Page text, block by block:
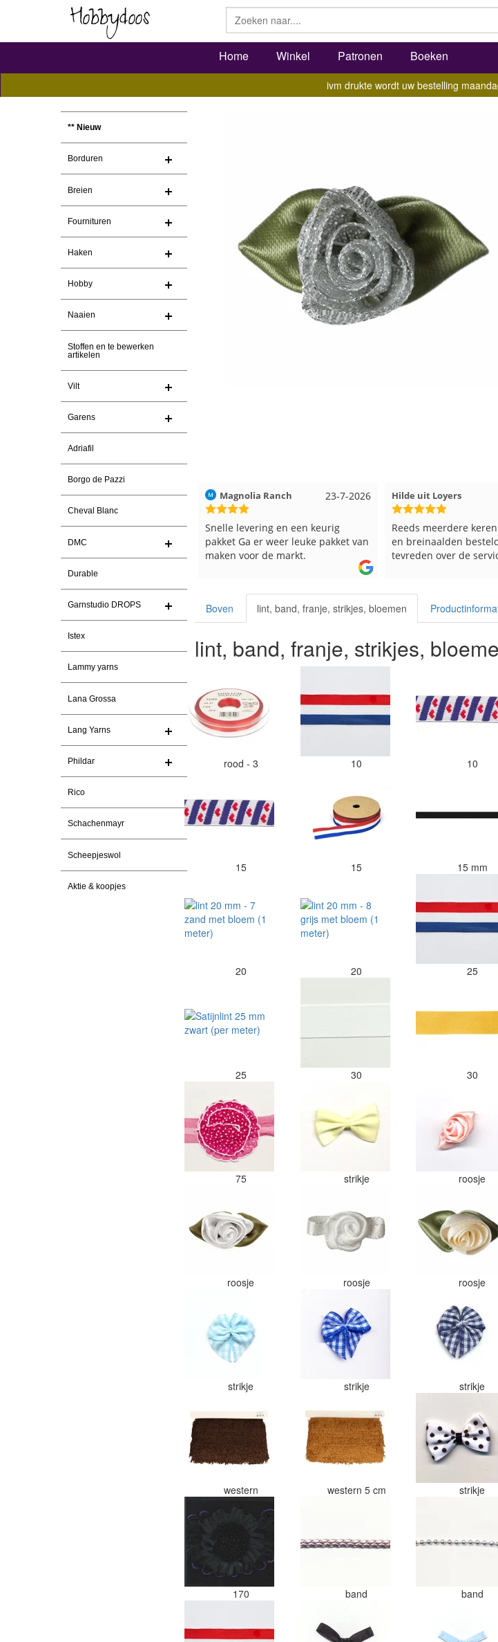
Home Winkel Patronen Boeken
ivm drukte wordt uw bestelling
** Nieuw
Borduren
Breien
Fournituren
Haken
Hobby
Naaien
Stoffen en te bewerken
artikelen
Vilt
Garens
Adriafil
Borgo de Pazzi
Cheval Blanc
DMC
Durable
Garnstudio DROPS
Istex
Lammy yarns
Lana Grossa
Lang Yarns
Phildar
Rico
Schachenmayr
Scheepjeswol
Aktie & koopjes
30-7-2026
Christel Vanderlinden
Snelle levering. En prima garen
23-7-2026
Magnolia Ranch
Snelle levering en een keurig
pakket Ga er weer leuke pakket van
maken voor de markt.
Hilde uit Loyers
Reeds meerdere
en breinaalden
tevreden over de
Boven lint, band, franje, strikjes, bloemen
lint, band, franje, strikjes,
rood - 3 10 10
15 15 15 mm
20 20 25
25 30 30
75 strikje roosje
roosje roosje roosje
strikje strikje strikje
western western 5 cm strikje
170 band band